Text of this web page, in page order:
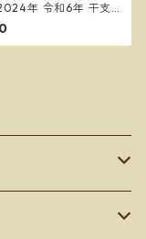
年 令和6年 干支
チタン 竜 和柄 ジッポ
ライター 2TIBK-DR